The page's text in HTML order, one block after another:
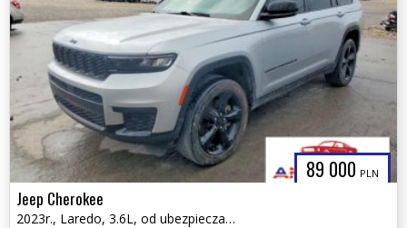
89 000 PLN
Jeep Cherokee
2023r., Laredo, 3.6L, od ubezpieczalni